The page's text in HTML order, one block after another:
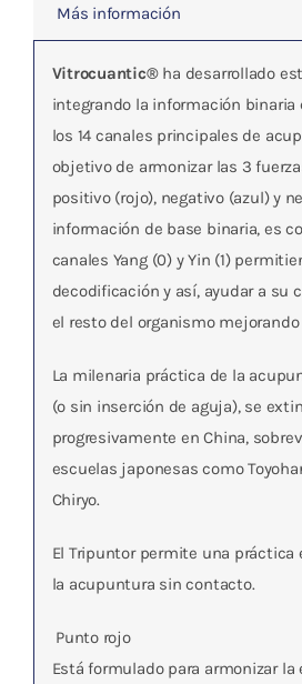
Más información
Vitrocuantic®ha desarrollado
integrando la información binaria
los 14 canales principales de
objetivo de armonizar las 3
positivo (rojo), negativo (azul) y
información de base binaria, es
canales Yang (0) y Yin (1)
decodificación y así, ayudar a su
el resto del organismo
La milenaria práctica de la
(o sin inserción de aguja), se
progresivamente en China,
escuelas japonesas como
Chiryo.
El Tripuntor permite una práctica
la acupuntura sin contacto.
 Punto rojo
Está formulado para armonizar